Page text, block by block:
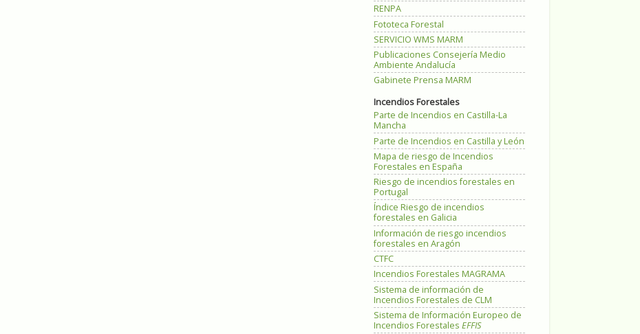
RENPA
Fototeca Forestal
SERVICIO WMS MARM
Publicaciones Consejería Medio
Ambiente Andalucía
Gabinete Prensa MARM
Incendios Forestales
Parte de Incendios en Castilla-La
Mancha
Parte de Incendios en Castilla y León
Mapa de riesgo de Incendios
Forestales en España
Riesgo de incendios forestales en
Portugal
Índice Riesgo de incendios
forestales en Galicia
Información de riesgo incendios
forestales en Aragón
CTFC
Incendios Forestales MAGRAMA
Sistema de información de
Incendios Forestales de CLM
Sistema de Información Europeo de
Incendios Forestales EFFIS